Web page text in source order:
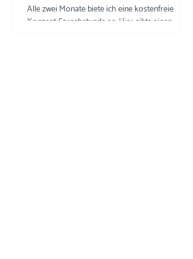
Alle zwei Monate biete ich eine kostenfreie
Konzept-Sprechstunde an. Hier gibts einen